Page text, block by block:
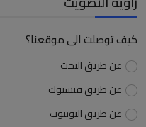
كيف توصلت الى موقعنا؟
عن طريق البحث
عن طريق فيسبوك
عن طريق اليوتيوب